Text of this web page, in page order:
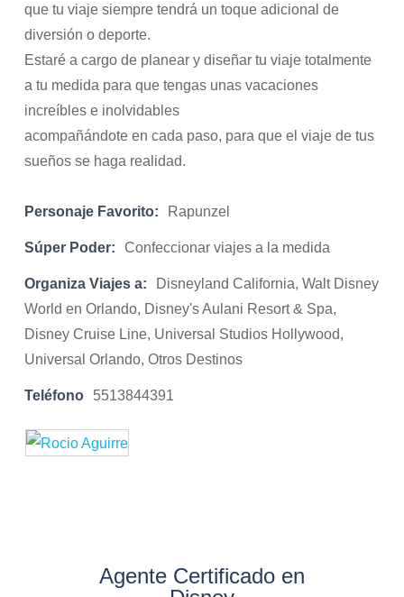
que tu viaje siempre tendrá un toque adicional de
diversión o deporte.
Estaré a cargo de planear y diseñar tu viaje totalmente
a tu medida para que tengas unas vacaciones
increíbles e inolvidables
acompañándote en cada paso, para que el viaje de tus
sueños se haga realidad.
Personaje Favorito: Rapunzel
Súper Poder: Confeccionar viajes a la medida
Organiza Viajes a:
Disneyland California, Walt Disney
World en Orlando, Disney's Aulani Resort & Spa,
Disney Cruise Line, Universal Studios Hollywood,
Universal Orlando, Otros Destinos
Teléfono 5513844391